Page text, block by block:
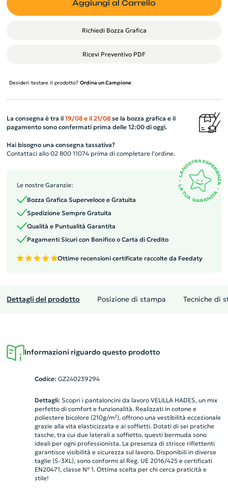
Aggiungi al Carrello
Richiedi Bozza Grafica
Ricevi Preventivo PDF
Desideri testare il prodotto? Ordina un Campione
La consegna è tra il 19/08 e il 21/08se la bozza grafica e il
pagamento sono confermati prima delle 12:00 di oggi.
Hai bisogno una consegna tassativa?
Contattaci allo 02 800 11074 prima di completare l’ordine.
Le nostre Garanzie:
Bozza Grafica Superveloce e Gratuita
Spedizione Sempre Gratuita
Qualità e Puntualità Garantita
Pagamenti Sicuri con Bonifico o Carta di Credito
Ottime recensioni certificate raccolte da Feedaty
Dettagli del prodotto Posizione di stampa Tecniche di
Informazioni riguardo questo prodotto
Codice: GZ240239294
Dettagli: Scopri i pantaloncini da lavoro VELILLA HADES, un mix
perfetto di comfort e funzionalità. Realizzati in cotone e
poliestere bicolore (210g/m²), offrono una vestibilità eccezionale
grazie alla vita elasticizzata e ai soffietti. Dotati di sei pratiche
tasche, tra cui due laterali a soffietto, questi bermuda sono
ideali per ogni professionista. La presenza di strisce riflettenti
garantisce visibilità e sicurezza sul lavoro. Disponibili in diverse
taglie (S-3XL), sono conformi al Reg. UE 2016/425 e certificati
EN20471, classe Nº 1. Ottima scelta per chi cerca praticità e
stile!